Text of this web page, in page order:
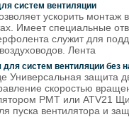
систем вентиляции
ускорить монтаж
Имеет специальные
служит для
Лента
систем вентиляции без
Универсальная защита
скоростью
РМТ или ATV21
пуска вентилятора и